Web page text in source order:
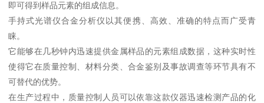
即可得到样品元素的组成信息。
手持式光谱仪合金分析仪以其便携、高效、准确的特点而广受青
睐。
它能够在几秒钟内迅速提供金属样品的元素组成数据，这种实时性
使得它在质量控制、材料分类、合金鉴别及事故调查等环节具有不
可替代的优势。
在生产过程中，质量控制人员可以依靠这款仪器迅速检测产品的化